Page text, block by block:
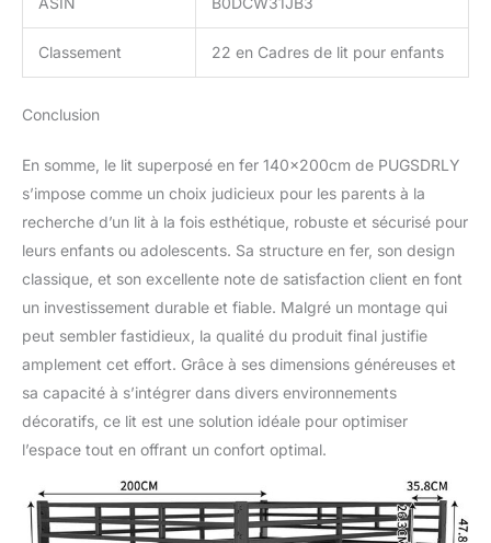
Classement 22 en Cadres de lit pour enfants
Conclusion
En somme, le lit superposé en fer 140x200cm de PUGSDRLY
s’impose comme un choix judicieux pour les parents à la
recherche d’un lit à la fois esthétique, robuste et sécurisé pour
leurs enfants ou adolescents. Sa structure en fer, son design
classique, et son excellente note de satisfaction client en font
un investissement durable et fiable. Malgré un montage qui
peut sembler fastidieux, la qualité du produit final justifie
amplement cet effort. Grâce à ses dimensions généreuses et
sa capacité à s’intégrer dans divers environnements
décoratifs, ce lit est une solution idéale pour optimiser
l’espace tout en offrant un confort optimal.